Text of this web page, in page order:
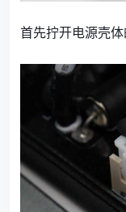
首先拧开电源壳体